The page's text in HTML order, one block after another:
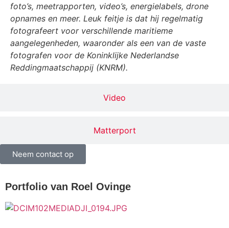
Video
Matterport
foto’s, meetrapporten, video’s, energielabels, drone
opnames en meer. Leuk feitje is dat hij regelmatig
fotografeert voor verschillende maritieme
aangelegenheden, waaronder als een van de vaste
fotografen voor de Koninklijke Nederlandse
Reddingmaatschappij (KNRM).
Neem contact op
Portfolio van Roel Ovinge